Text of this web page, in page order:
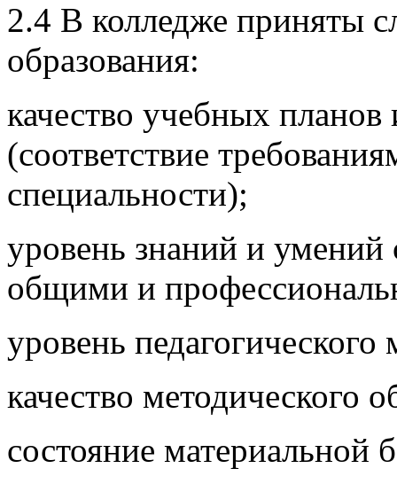
2.4 В колледже приняты
образования:
качество учебных
(соответствие
специальности);
уровень знаний и умений
общими и
уровень педагогического
качество методического
состояние материальной